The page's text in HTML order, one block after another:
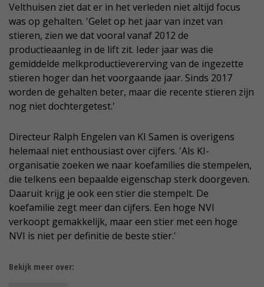
Velthuisen ziet dat er in het verleden niet altijd focus
was op gehalten. 'Gelet op het jaar van inzet van
stieren, zien we dat vooral vanaf 2012 de
productieaanleg in de lift zit. Ieder jaar was die
gemiddelde melkproductievererving van de ingezette
stieren hoger dan het voorgaande jaar. Sinds 2017
worden de gehalten beter, maar die recente stieren zijn
nog niet dochtergetest.'
Directeur Ralph Engelen van KI Samen is overigens
helemaal niet enthousiast over cijfers. 'Als KI-
organisatie zoeken we naar koefamilies die stempelen,
die telkens een bepaalde eigenschap sterk doorgeven.
Daaruit krijg je ook een stier die stempelt. De
koefamilie zegt meer dan cijfers. Een hoge NVI
verkoopt gemakkelijk, maar een stier met een hoge
NVI is niet per definitie de beste stier.'
Bekijk meer over: